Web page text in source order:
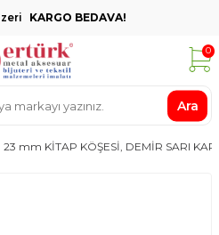
KARGO BEDAVA!
Ara
0
23 mm KİTAP KÖŞESİ, DEMİR SARI